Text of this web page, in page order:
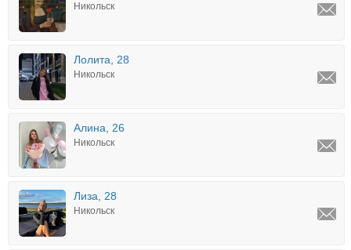
Никольск
Лолита, 28
Никольск
Алина, 26
Никольск
Лиза, 28
Никольск